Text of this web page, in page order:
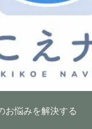
お悩みを解決する